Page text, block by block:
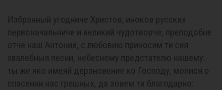
Избранный угодниче Христов, иноков русских
первоначальниче и великий чудотворче, преподобне
отче наш Антоние, с любовию приносим ти сия
хвалебныя песни, небесному предстателю нашему:
ты же яко имеяй дерзновение ко Господу, молися о
спасении нас грешных, да зовем ти благодарно: